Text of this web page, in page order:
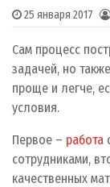
25 января 2017
Сам процесс
задачей, но
проще и легче,
условия.
Первое – работа
сотрудниками,
качественных